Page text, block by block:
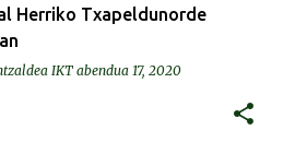
Herriko Txapeldunorde
IKT abendua 17, 2020